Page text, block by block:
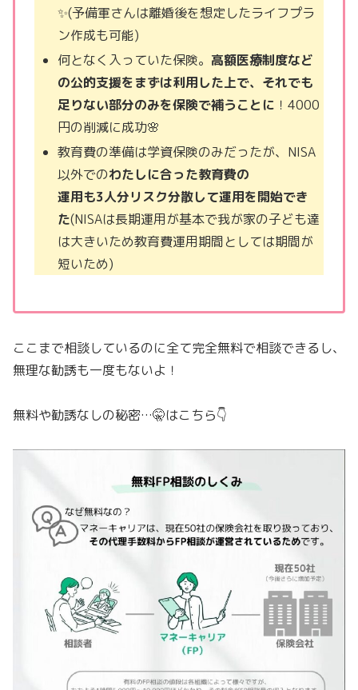
✨(予備軍さんは離婚後を想定したライフプラ
ン作成も可能)
何となく入っていた保険。 高額医療制度など
の公的支援をまずは利用した上で、それでも
足りない部分のみを保険で補うことに ！4000
円の削減に成功🌸
教育費の準備は学資保険のみだったが、NISA
以外でのわたしに合った教育費の
運用も3人分リスク分散して運用を開始でき
た(NISAは長期運用が基本で我が家の子ども達
は大きいため教育費運用期間としては期間が
短いため)
ここまで相談しているのに全て完全無料で相談できるし、
無理な勧誘も一度もないよ！
無料や勧誘なしの秘密…🤫はこちら👇